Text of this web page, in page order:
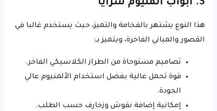
3. ابواب المنيوم سرايا
هذا النوع يشتهر بالفخامة والتميز، حيث يستخدم غالبا في
القصور والمباني الفاخرة، ويتميز بـ:
تصاميم مستوحاة من الطراز الكلاسيكي الفاخر.
قوة تحمل عالية بفضل استخدام الألمنيوم عالي
الجودة.
إمكانية إضافة نقوش وزخارف حسب الطلب.